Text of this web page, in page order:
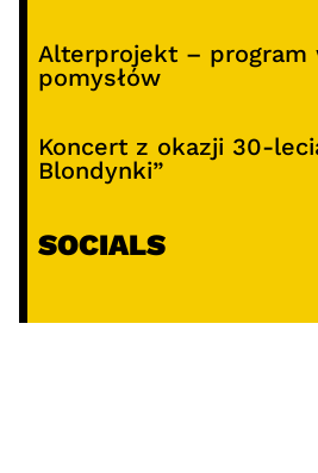
Alterprojekt – program
pomysłów
Koncert z okazji 30-
Blondynki”
SOCIALS